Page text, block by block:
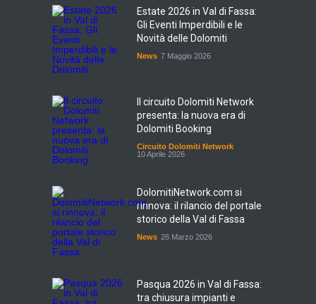
Estate 2026 in Val di Fassa:
Gli Eventi Imperdibili e le
Novità delle Dolomiti
News 7 Maggio 2026
Il circuito Dolomiti Network
presenta: la nuova era di
Dolomiti Booking
Circuito Dolomiti Network
10 Aprile 2026
DolomitiNetwork.com si
rinnova: il rilancio del portale
storico della Val di Fassa
News 26 Marzo 2026
Pasqua 2026 in Val di Fassa:
tra chiusura impianti e